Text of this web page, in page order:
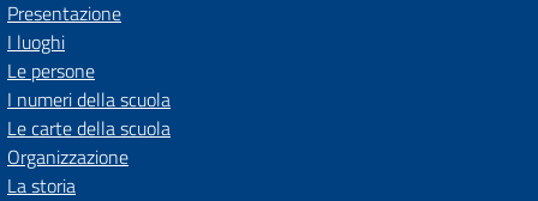
Presentazione
I luoghi
Le persone
I numeri della scuola
Le carte della scuola
Organizzazione
La storia